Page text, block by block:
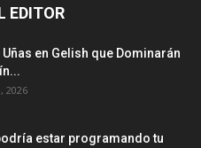
EDITOR
en Gelish que Dominarán
2026
estar programando tu